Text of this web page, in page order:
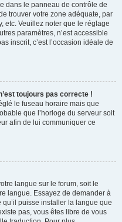
dans le panneau de contrôle de
trouver votre zone adéquate, par
etc. Veuillez noter que le réglage
paramètres, n’est accessible
inscrit, c’est l’occasion idéale de
toujours pas correcte !
le fuseau horaire mais que
que l’horloge du serveur soit
afin de lui communiquer ce
langue sur le forum, soit le
langue. Essayez de demander à
puisse installer la langue que
pas, vous êtes libre de vous